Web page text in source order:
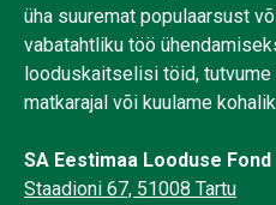
üha suuremat populaarsust
vabatahtliku töö
looduskaitselisi töid, tutvume
matkarajal või kuulame
SA Eestimaa Looduse Fond
Staadioni 67, 51008 Tartu